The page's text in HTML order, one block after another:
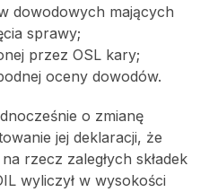
dowodowych mających
sprawy;
przez OSL kary;
oceny dowodów.
o zmianę
jej deklaracji, że
rzecz zaległych składek
wyliczył w wysokości